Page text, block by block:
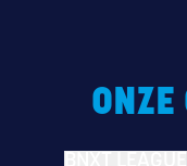
ONZE